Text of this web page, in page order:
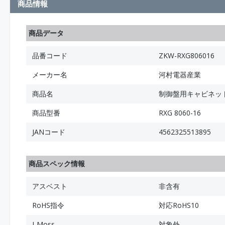
商品情報
商品データ
品番コード
ZKW-RXG806016
メーカー名
河村電器産業
商品名
制御盤用キャビネッ
商品型番
RXG 8060-16
JANコード
4562325513895
商品スペック情報
アスベスト
非含有
RoHS指令
対応RoHS10